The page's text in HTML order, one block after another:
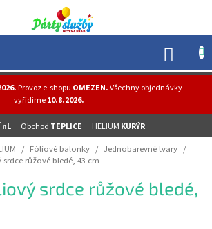
Provoz e-shopu OMEZEN.Všechny objednávky
vyřídíme10.8.2026.
nL Obchod TEPLICE HELIUM KURÝR
/ Fóliové balonky / Jednobarevné tvary /
růžové bledé, 43 cm
srdce růžové bledé,